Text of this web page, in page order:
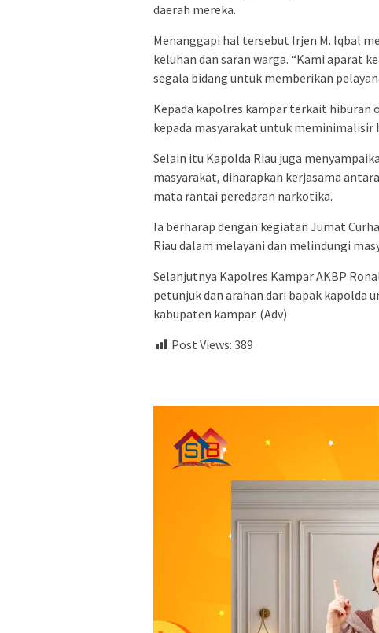
daerah mereka.
Menanggapi hal tersebut Irjen M. Iqbal
keluhan dan saran warga. “Kami aparat
segala bidang untuk memberikan
Kepada kapolres kampar terkait hiburan
kepada masyarakat untuk
Selain itu Kapolda Riau juga
masyarakat, diharapkan kerjasama
mata rantai peredaran narkotika.
Ia berharap dengan kegiatan Jumat
Riau dalam melayani dan melindungi
Selanjutnya Kapolres Kampar AKBP
petunjuk dan arahan dari bapak kapolda
kabupaten kampar. (Adv)
Post Views: 389